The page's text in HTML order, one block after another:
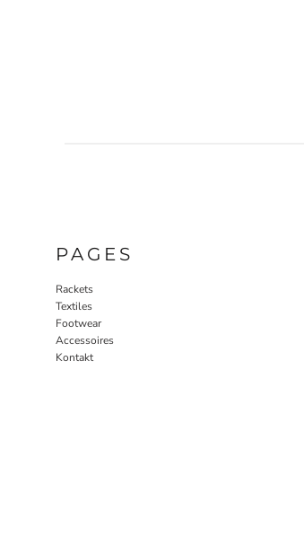
PAGES
Rackets
Textiles
Footwear
Accessoires
Kontakt